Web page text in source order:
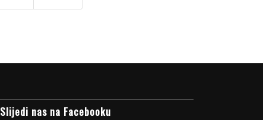
Slijedi nas na Facebooku